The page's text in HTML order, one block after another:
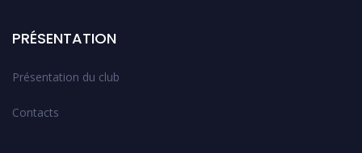
PRÉSENTATION
Présentation du club
Contacts